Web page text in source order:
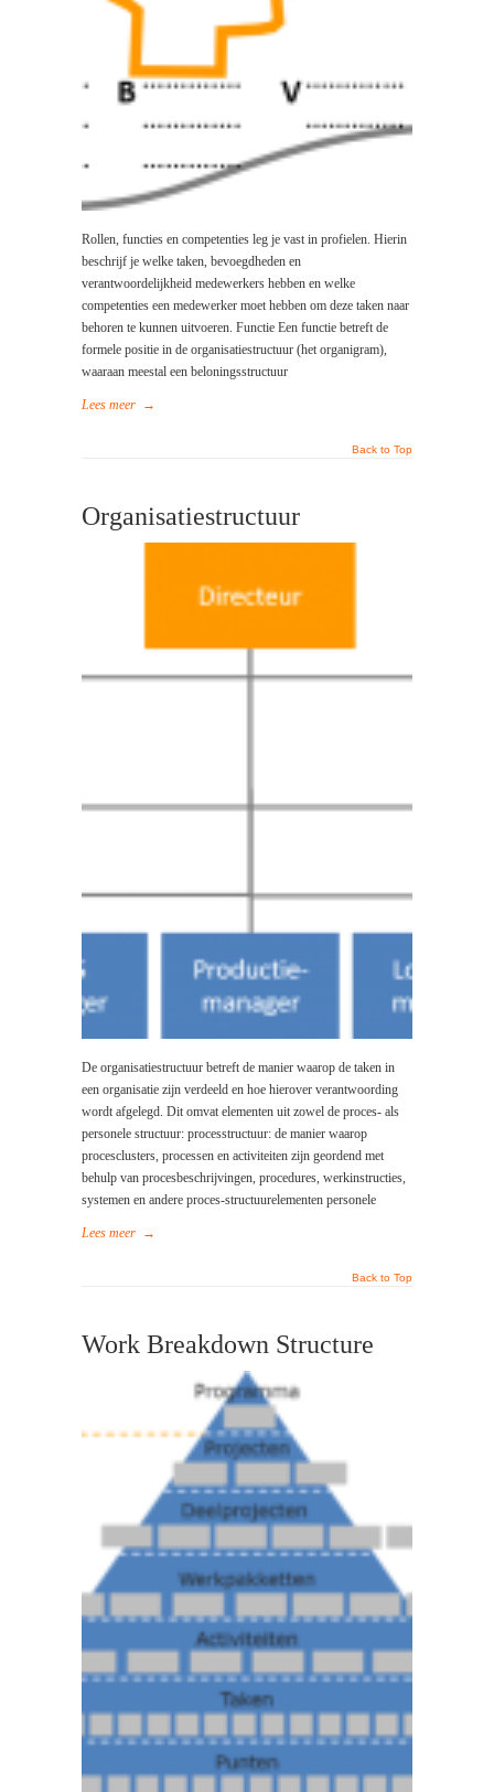
Rollen, functies en competenties leg je vast in profielen. Hierin
beschrijf je welke taken, bevoegdheden en
verantwoordelijkheid medewerkers hebben en welke
competenties een medewerker moet hebben om deze taken naar
behoren te kunnen uitvoeren. Functie Een functie betreft de
formele positie in de organisatiestructuur (het organigram),
waaraan meestal een beloningsstructuur
Lees meer →
Back to Top
Organisatiestructuur
De organisatiestructuur betreft de manier waarop de taken in
een organisatie zijn verdeeld en hoe hierover verantwoording
wordt afgelegd. Dit omvat elementen uit zowel de proces- als
personele structuur: processtructuur: de manier waarop
procesclusters, processen en activiteiten zijn geordend met
behulp van procesbeschrijvingen, procedures, werkinstructies,
systemen en andere proces-structuurelementen personele
Lees meer →
Back to Top
Work Breakdown Structure